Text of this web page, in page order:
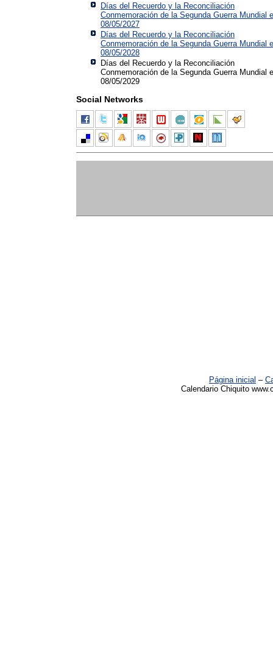
Días del Recuerdo y la Reconciliación
Conmemoración de la Segunda Guerra Mundial
08/05/2027
Días del Recuerdo y la Reconciliación
Conmemoración de la Segunda Guerra Mundial
08/05/2028
Días del Recuerdo y la Reconciliación
Conmemoración de la Segunda Guerra Mundial
08/05/2029
Social Networks
Página inicial –
Calendario Chiquito